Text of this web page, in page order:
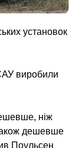
установок
виробили
ніж
дешевше
Поульсен